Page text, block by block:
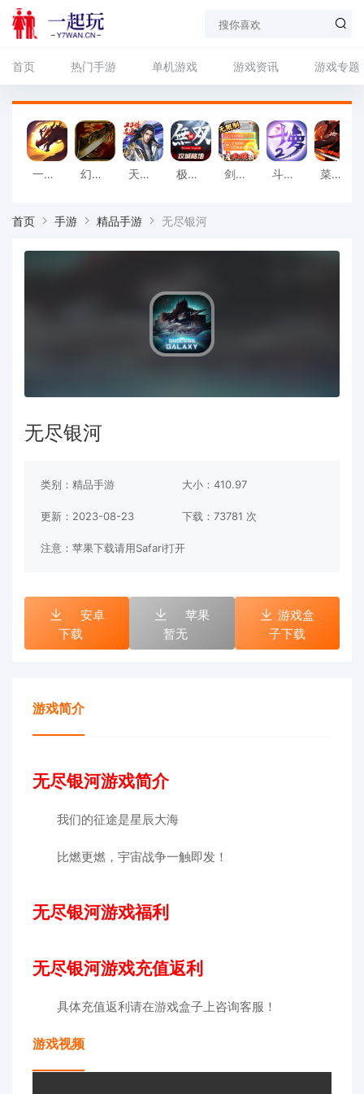
首页 热门手游 单机游戏 游戏资讯 游戏专题
一刀传世_3倍充值元宝_ 幻魔之眼_0.1折经典传世_ 天逆_20倍高返_ 极无双（送十连抽）变态版 剑与江山（额度无限提充）变态版 斗罗大陆2绝世唐门__ 菜鸟小忍者变态版
首页 手游 精品手游 无尽银河
无尽银河
类别：精品手游 大小：410.97
更新：2023-08-23 下载： 73781 次
注意：苹果下载请用Safari打开
安卓
下载
苹果
暂无
游戏盒
子下载
游戏简介
无尽银河游戏简介
我们的征途是星辰大海
比燃更燃，宇宙战争一触即发！
无尽银河游戏福利
无尽银河游戏充值返利
具体充值返利请在游戏盒子上咨询客服！
游戏视频